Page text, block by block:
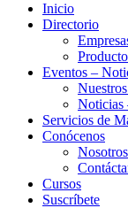
Inicio
Directorio
Eventos –
Noticias
Servicios de
Conócenos
Nosotros
Cursos
Suscríbete